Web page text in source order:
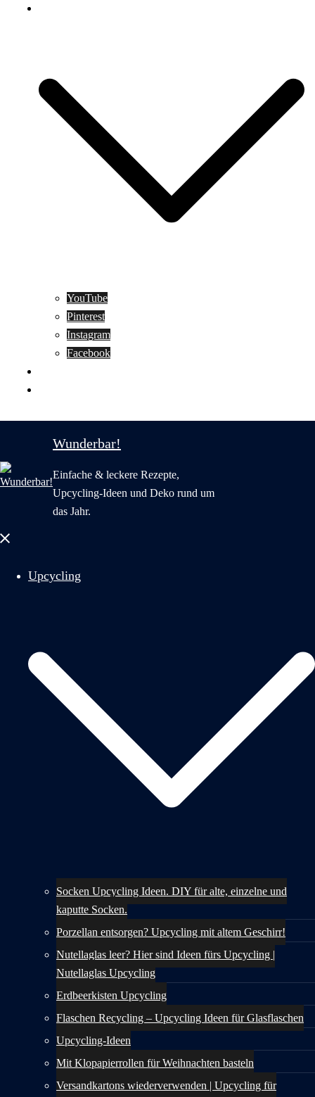
YouTube
Pinterest
Instagram
Facebook
Wunderbar!
Einfache & leckere Rezepte,
Upcycling-Ideen und Deko rund um
das Jahr.
Menü
Upcycling
Socken Upcycling Ideen. DIY für alte, einzelne und
kaputte Socken.
Porzellan entsorgen? Upcycling mit altem Geschirr!
Nutellaglas leer? Hier sind Ideen fürs Upcycling |
Nutellaglas Upcycling
Erdbeerkisten Upcycling
Flaschen Recycling – Upcycling Ideen für Glasflaschen
Upcycling-Ideen
Mit Klopapierrollen für Weihnachten basteln
Versandkartons wiederverwenden | Upcycling für